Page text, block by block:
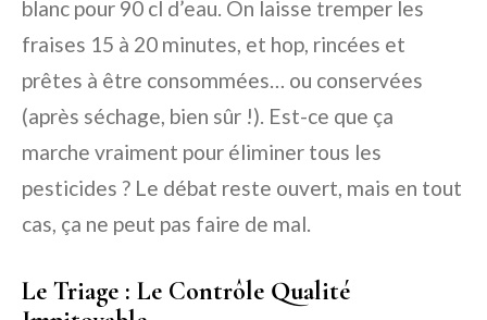
blanc pour 90 cl d’eau. On laisse tremper les
fraises 15 à 20 minutes, et hop, rincées et
prêtes à être consommées… ou conservées
(après séchage, bien sûr !). Est-ce que ça
marche vraiment pour éliminer tous les
pesticides ? Le débat reste ouvert, mais en tout
cas, ça ne peut pas faire de mal.
Le Triage : Le Contrôle Qualité